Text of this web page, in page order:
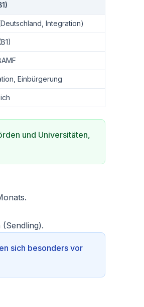
Integration)
Einbürgerung
und Universitäten,
sich besonders vor